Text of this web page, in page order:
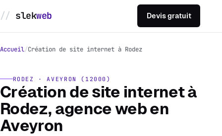
slekweb Devis gratuit
Sites sur mesure
Référencement SEO
Réalisations
Accueil Création de site internet à Rodez
RODEZ · AVEYRON (12000)
Création de site internet à
Rodez, agence web en
Aveyron